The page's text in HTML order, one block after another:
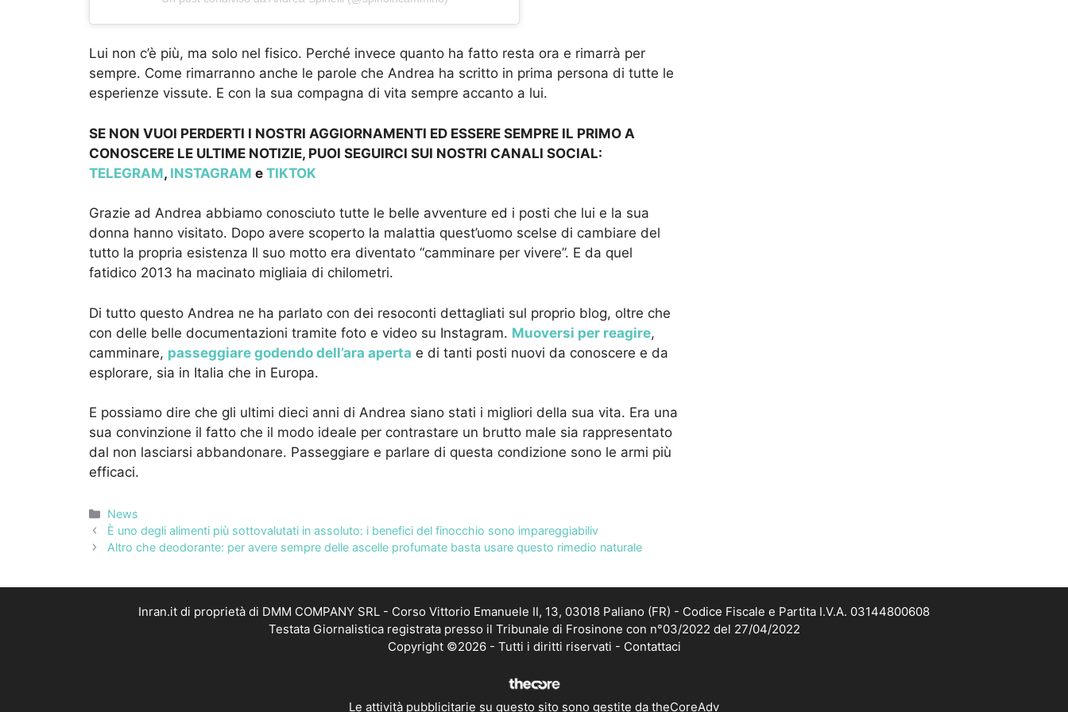
Lui non c’è più, ma solo nel fisico. Perché invece quanto ha fatto resta ora e rimarrà per
sempre. Come rimarranno anche le parole che Andrea ha scritto in prima persona di tutte le
esperienze vissute. E con la sua compagna di vita sempre accanto a lui.
SE NON VUOI PERDERTI I NOSTRI AGGIORNAMENTI ED ESSERE SEMPRE IL PRIMO A
CONOSCERE LE ULTIME NOTIZIE, PUOI SEGUIRCI SUI NOSTRI CANALI SOCIAL:
TELEGRAM, INSTAGRAM e TIKTOK
Grazie ad Andrea abbiamo conosciuto tutte le belle avventure ed i posti che lui e la sua
donna hanno visitato. Dopo avere scoperto la malattia quest’uomo scelse di cambiare del
tutto la propria esistenza Il suo motto era diventato “camminare per vivere”. E da quel
fatidico 2013 ha macinato migliaia di chilometri.
Di tutto questo Andrea ne ha parlato con dei resoconti dettagliati sul proprio blog, oltre che
con delle belle documentazioni tramite foto e video su Instagram. Muoversi per reagire,
camminare, passeggiare godendo dell’ara aperta e di tanti posti nuovi da conoscere e da
esplorare, sia in Italia che in Europa.
E possiamo dire che gli ultimi dieci anni di Andrea siano stati i migliori della sua vita. Era una
sua convinzione il fatto che il modo ideale per contrastare un brutto male sia rappresentato
dal non lasciarsi abbandonare. Passeggiare e parlare di questa condizione sono le armi più
efficaci.
Categorie
News
È uno degli alimenti più sottovalutati in assoluto: i benefici del finocchio sono impareggiabiliv
Altro che deodorante: per avere sempre delle ascelle profumate basta usare questo rimedio naturale
Inran.it di proprietà di DMM COMPANY SRL - Corso Vittorio Emanuele II, 13, 03018 Paliano (FR) - Codice Fiscale e Partita I.V.A. 03144800608
Testata Giornalistica registrata presso il Tribunale di Frosinone con n°03/2022 del 27/04/2022
Copyright ©2026 - Tutti i diritti riservati - Contattaci
Le attività pubblicitarie su questo sito sono gestite da theCoreAdv